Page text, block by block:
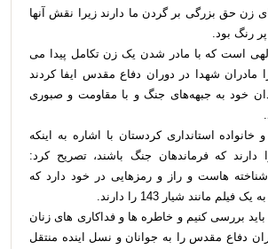
زن حق بزرگی بر گردن ما دارند زیرا نقش آنها
رنگ بود.
است که با مادر شدن یک زن تکامل پیدا می
مادران شهدا در دوران دفاع مقدس ایفا کردند
خود به جبهه‌های جنگ و با مقاومت و صبوری
خانواده استانداری کردستان با اشاره به اینکه
دارند که فرماندهان جنگ باشند، تصریح کرد:
هاست و راز و رمزهایی در خود دارد که
مانند شیار 143 را دارند.
بررسی کنیم و خاطره ها و فداکاری های زنان
دفاع مقدس را به جوانان و نسل اینده منتقل